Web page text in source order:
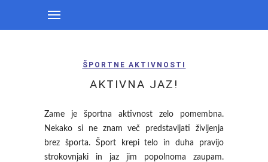
ŠPORTNE AKTIVNOSTI
AKTIVNA JAZ!
Zame je športna aktivnost zelo pomembna.
Nekako si ne znam več predstavljati življenja
brez športa. Šport krepi telo in duha pravijo
strokovnjaki in jaz jim popolnoma zaupam.